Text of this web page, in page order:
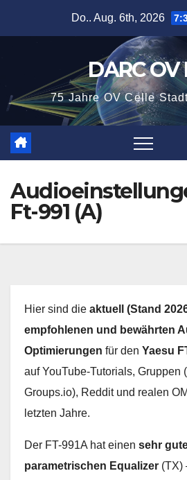
Do.. Aug. 6th, 2026
DARC OV
75 Jahre OV Celle
Ft-991 (A)
Hier sind die aktuell (Stand
empfohlenen und bewährten
Optimierungen für den Yaesu
auf YouTube-Tutorials, Gruppen
Groups.io), Reddit und realen
letzten Jahre.
Der FT-991A hat einen sehr
parametrischen Equalizer (TX)